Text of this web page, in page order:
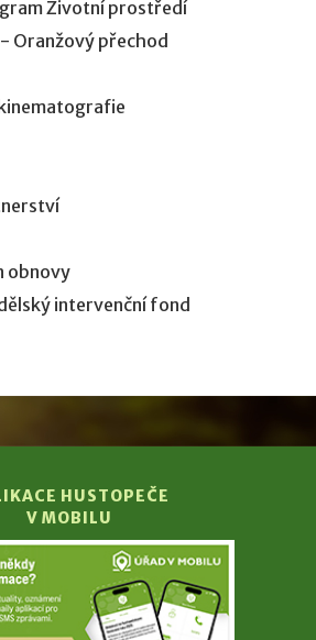
Životní prostředí
- Oranžový přechod
obnovy
intervenční fond
HUSTOPEČE
V MOBILU